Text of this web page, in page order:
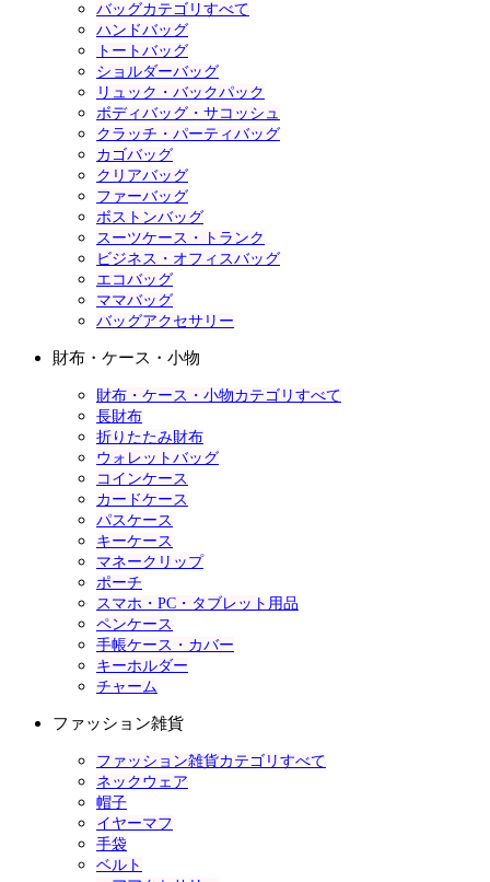
バッグカテゴリすべて
ハンドバッグ
トートバッグ
ショルダーバッグ
リュック・バックパック
ボディバッグ・サコッシュ
クラッチ・パーティバッグ
カゴバッグ
クリアバッグ
ファーバッグ
ボストンバッグ
スーツケース・トランク
ビジネス・オフィスバッグ
エコバッグ
ママバッグ
バッグアクセサリー
財布・ケース・小物
財布・ケース・小物カテゴリすべて
長財布
折りたたみ財布
ウォレットバッグ
コインケース
カードケース
パスケース
キーケース
マネークリップ
ポーチ
スマホ・PC・タブレット用品
ペンケース
手帳ケース・カバー
キーホルダー
チャーム
ファッション雑貨
ファッション雑貨カテゴリすべて
ネックウェア
帽子
イヤーマフ
手袋
ベルト